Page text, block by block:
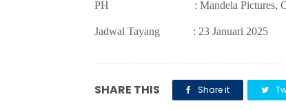
PH : Mandela Pictures,
Jadwal Tayang : 23 Januari 2025
SHARE THIS Share it